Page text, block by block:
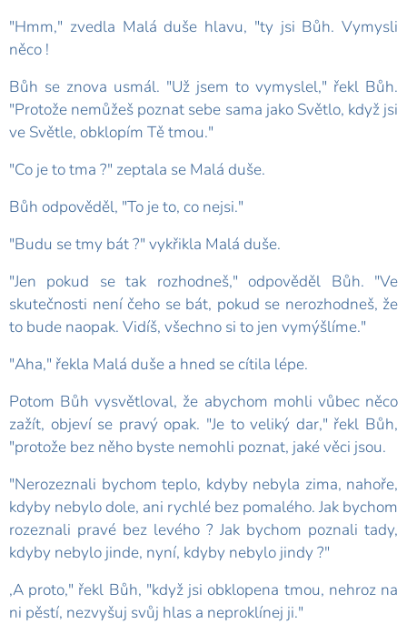
"Hmm," zvedla Malá duše hlavu, "ty jsi Bůh. Vymysli
něco !
Bůh se znova usmál. "Už jsem to vymyslel," řekl Bůh.
"Protože nemůžeš poznat sebe sama jako Světlo, když jsi
ve Světle, obklopím Tě tmou."
"Co je to tma ?" zeptala se Malá duše.
Bůh odpověděl, "To je to, co nejsi."
"Budu se tmy bát ?" vykřikla Malá duše.
"Jen pokud se tak rozhodneš," odpověděl Bůh. "Ve
skutečnosti není čeho se bát, pokud se nerozhodneš, že
to bude naopak. Vidíš, všechno si to jen vymýšlíme."
"Aha," řekla Malá duše a hned se cítila lépe.
Potom Bůh vysvětloval, že abychom mohli vůbec něco
zažít, objeví se pravý opak. "Je to veliký dar," řekl Bůh,
"protože bez něho byste nemohli poznat, jaké věci jsou.
"Nerozeznali bychom teplo, kdyby nebyla zima, nahoře,
kdyby nebylo dole, ani rychlé bez pomalého. Jak bychom
rozeznali pravé bez levého ? Jak bychom poznali tady,
kdyby nebylo jinde, nyní, kdyby nebylo jindy ?"
,A proto," řekl Bůh, "když jsi obklopena tmou, nehroz na
ni pěstí, nezvyšuj svůj hlas a neproklínej ji."